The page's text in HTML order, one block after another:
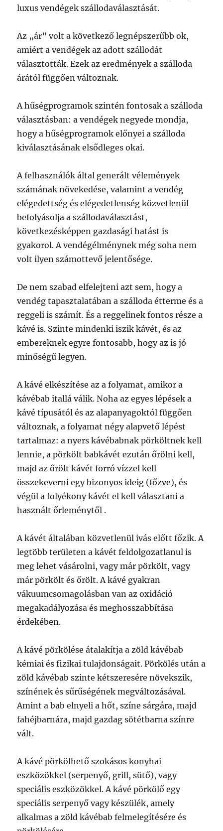
luxus vendégek szállodaválasztását.
Az „ár” volt a következő legnépszerűbb ok,
amiért a vendégek az adott szállodát
választották. Ezek az eredmények a szálloda
árától függően változnak.
A hűségprogramok szintén fontosak a szálloda
választásban: a vendégek negyede mondja,
hogy a hűségprogramok előnyei a szálloda
kiválasztásának elsődleges okai.
A felhasználók által generált vélemények
számának növekedése, valamint a vendég
elégedettség és elégedetlenség közvetlenül
befolyásolja a szállodaválasztást,
következésképpen gazdasági hatást is
gyakorol. A vendégélménynek még soha nem
volt ilyen számottevő jelentősége.
De nem szabad elfelejteni azt sem, hogy a
vendég tapasztalatában a szálloda étterme és a
reggeli is számít. És a reggelinek fontos része a
kávé is. Szinte mindenki iszik kávét, és az
embereknek egyre fontosabb, hogy az is jó
minőségű legyen.
A kávé elkészítése az a folyamat, amikor a
kávébab itallá válik. Noha az egyes lépések a
kávé típusától és az alapanyagoktól függően
változnak, a folyamat négy alapvető lépést
tartalmaz: a nyers kávébabnak pörköltnek kell
lennie, a pörkölt babkávét ezután őrölni kell,
majd az őrölt kávét forró vízzel kell
összekeverni egy bizonyos ideig (főzve), és
végül a folyékony kávét el kell választani a
használt őrleménytől .
A kávét általában közvetlenül ivás előtt főzik. A
legtöbb területen a kávét feldolgozatlanul is
meg lehet vásárolni, vagy már pörkölt, vagy
már pörkölt és őrölt. A kávé gyakran
vákuumcsomagolásban van az oxidáció
megakadályozása és meghosszabbítása
érdekében.
A kávé pörkölése átalakítja a zöld kávébab
kémiai és fizikai tulajdonságait. Pörkölés után a
zöld kávébab szinte kétszeresére növekszik,
színének és sűrűségének megváltozásával.
Amint a bab elnyeli a hőt, színe sárgára, majd
fahéjbarnára, majd gazdag sötétbarna színre
vált.
A kávé pörkölhető szokásos konyhai
eszközökkel (serpenyő, grill, sütő), vagy
speciális eszközökkel. A kávé pörkölő egy
speciális serpenyő vagy készülék, amely
alkalmas a zöld kávébab felmelegítésére és